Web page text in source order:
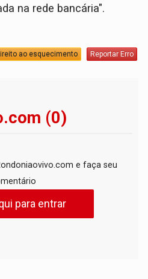
na rede bancária".
ao esquecimento Reportar Erro
(0)
e faça seu
para entrar